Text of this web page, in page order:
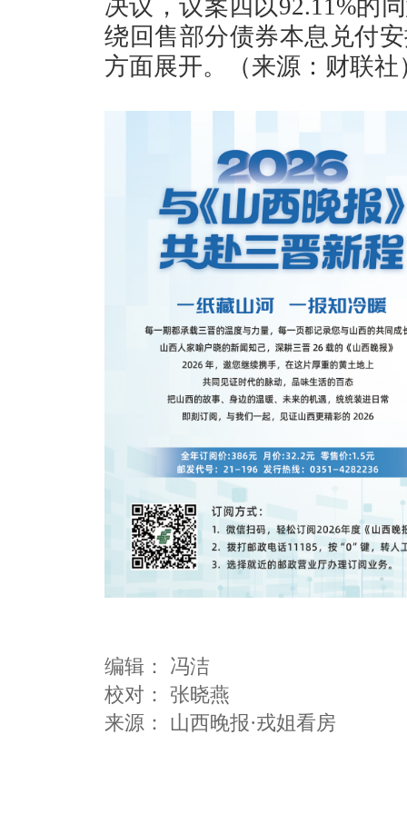
决议，议案四以92.11%的
绕回售部分债券本息兑付
方面展开。（来源：财联社
编辑： 冯洁
校对： 张晓燕